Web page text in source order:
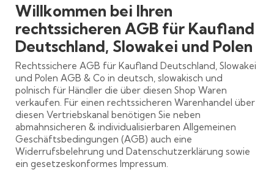
Willkommen bei Ihren
rechtssicheren AGB für Kaufland
Deutschland, Slowakei und Polen
Rechtssichere AGB für Kaufland Deutschland, Slowakei
und Polen AGB & Co in deutsch, slowakisch und
polnisch für Händler die über diesen Shop Waren
verkaufen. Für einen rechtssicheren Warenhandel über
diesen Vertriebskanal benötigen Sie neben
abmahnsicheren & individualisierbaren Allgemeinen
Geschäftsbedingungen (AGB) auch eine
Widerrufsbelehrung und Datenschutzerklärung sowie
ein gesetzeskonformes Impressum.